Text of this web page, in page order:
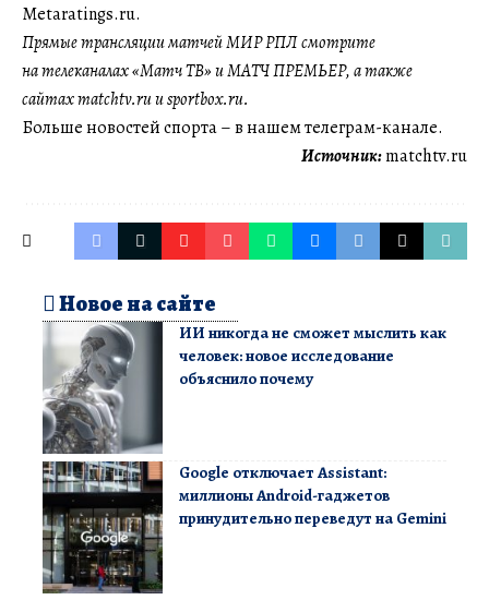
Metaratings.ru.
Прямые трансляции матчей МИР РПЛ смотрите
на телеканалах «Матч ТВ» и МАТЧ ПРЕМЬЕР, а также
сайтах matchtv.ru и sportbox.ru.
Больше новостей спорта – в нашем телеграм-канале.
Источник:matchtv.ru
Новое на сайте
ИИ никогда не сможет мыслить как
человек: новое исследование
объяснило почему
Google отключает Assistant:
миллионы Android-гаджетов
принудительно переведут на Gemini